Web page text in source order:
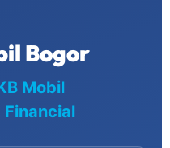
Bogor
Mobil